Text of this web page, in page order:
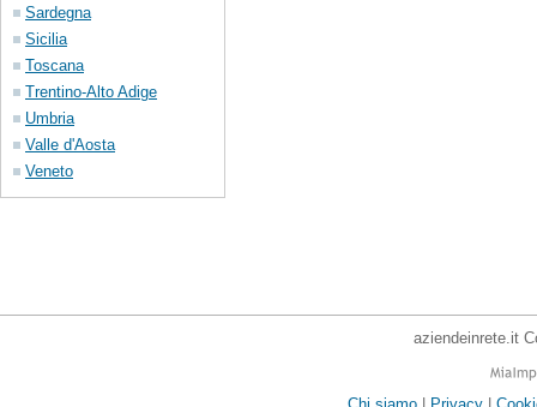
Sardegna
Sicilia
Toscana
Trentino-Alto Adige
Umbria
Valle d'Aosta
Veneto
aziendeinrete.it